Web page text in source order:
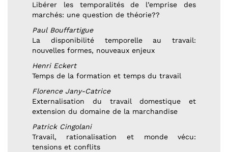
Libérer les temporalités de l’emprise des
marchés: une question de théorie??
Paul Bouffartigue
La disponibilité temporelle au travail:
nouvelles formes, nouveaux enjeux
Henri Eckert
Temps de la formation et temps du travail
Florence Jany-Catrice
Externalisation du travail domestique et
extension du domaine de la marchandise
Patrick Cingolani
Travail, rationalisation et monde vécu:
tensions et conflits